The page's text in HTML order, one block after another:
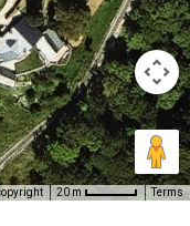
20 m Terms